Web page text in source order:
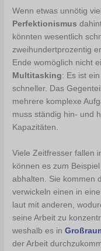
Wenn etwas unnötig
Perfektionismus
könnten wesentlich
zweihundertprozentig
Ende womöglich nicht
Multitasking: Es ist
schneller. Das
mehrere komplexe
muss ständig hin- und
Kapazitäten.
Viele Zeitfresser fallen
können es zum Beispiel
abhalten. Sie kommen
verwickeln einen in
laut mit anderen,
seine Arbeit zu
weshalb es in
der Arbeit